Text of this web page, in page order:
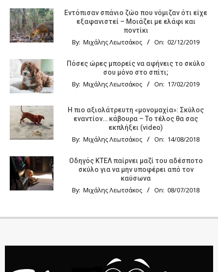
Εντόπισαν σπάνιο ζώο που νόμιζαν ότι είχε
εξαφανιστεί – Μοιάζει με ελάφι και
ποντίκι
By: Μιχάλης Λεωτσάκος On: 02/12/2019
Πόσες ώρες μπορείς να αφήνεις το σκύλο
σου μόνο στο σπίτι;
By: Μιχάλης Λεωτσάκος On: 17/02/2019
Η πιο αξιολάτρευτη «μονομαχία»: Σκύλος
εναντίον… κάβουρα – Το τέλος θα σας
εκπλήξει (video)
By: Μιχάλης Λεωτσάκος On: 14/08/2018
Οδηγός KTΕΛ παίρνει μαζί του αδέσποτο
σκύλο για να μην υποφέρει από τον
καύσωνα
By: Μιχάλης Λεωτσάκος On: 08/07/2018